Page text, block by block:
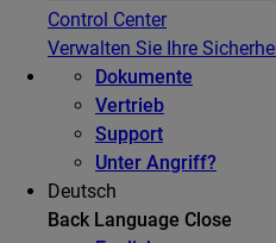
Control Center
Verwalten Sie Ihre
Dokumente
Vertrieb
Support
Unter Angriff?
Deutsch
Back Language Close